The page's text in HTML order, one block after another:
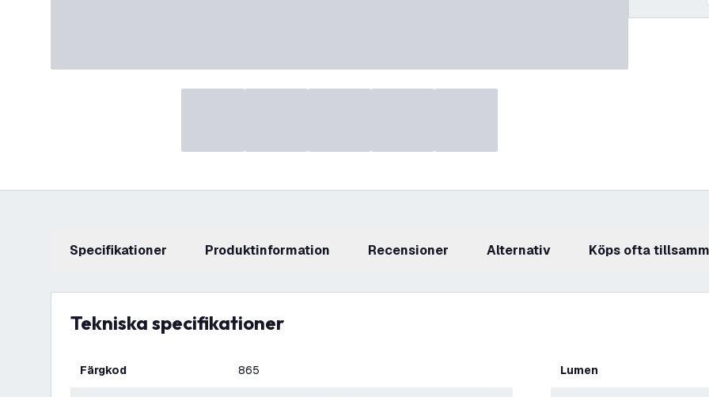
Specifikationer produktinformation recensioner Alternativ Köps ofta
Tekniska specifikationer
Färgkod 865 Lumen